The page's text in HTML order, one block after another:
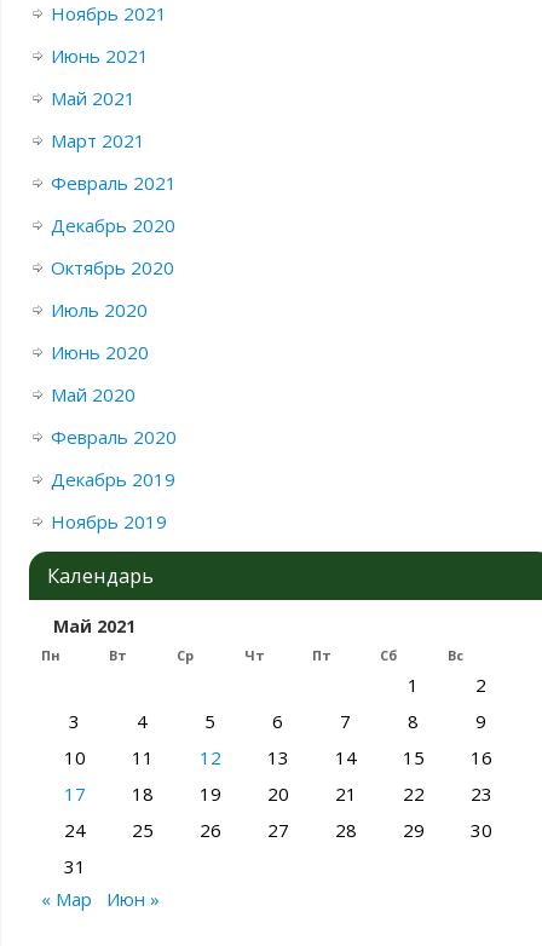
Ноябрь 2021
Июнь 2021
Май 2021
Март 2021
Февраль 2021
Декабрь 2020
Октябрь 2020
Июль 2020
Июнь 2020
Май 2020
Февраль 2020
Декабрь 2019
Ноябрь 2019
Календарь
Май 2021
Пн Вт Ср Чт Пт Сб Вс
1
2
3
4 5 6 7 8
9
10
11 12 13 14 15
16
17
18 19 20 21 22
23
24
25 26 27 28 29
30
31
« Мар
Июн »